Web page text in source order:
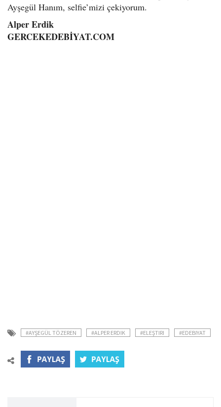
Ayşegül Hanım, selfie’mizi çekiyorum.
Alper Erdik
GERCEKEDEBİYAT.COM
#AYŞEGÜL TÖZEREN #ALPER ERDIK #ELEŞTIRI #EDEBIYAT